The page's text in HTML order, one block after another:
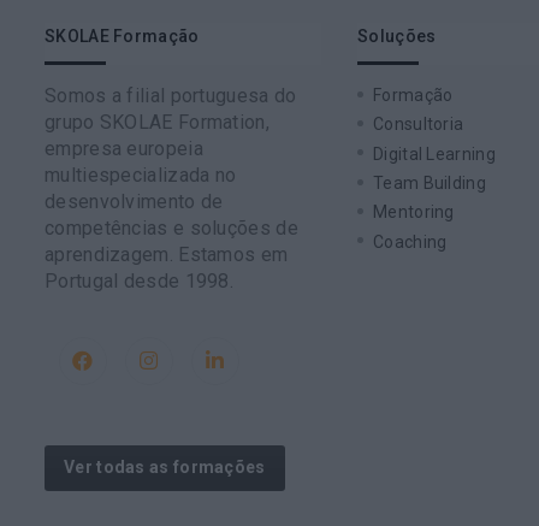
SKOLAE Formação
Somos a filial portuguesa do
grupo SKOLAE Formation,
empresa europeia
multiespecializada no
desenvolvimento de
competências e soluções de
aprendizagem. Estamos em
Portugal desde 1998.
Ver todas as formações
Soluções
Formação
Consultoria
Digital Learning
Team Building
Mentoring
Coaching